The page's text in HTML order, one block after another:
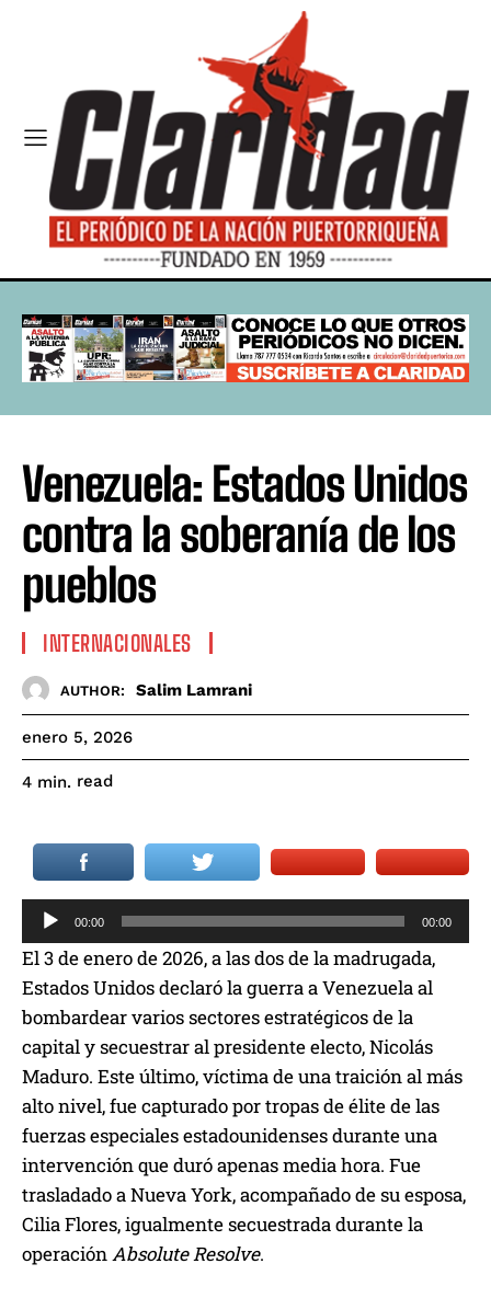
Venezuela: Estados Unidos
contra la soberanía de los
pueblos
INTERNACIONALES
AUTHOR: Salim Lamrani
enero 5, 2026
4 min. read
e
p
r
o
d
u
c
t
o
r
d
e
00:00 00:00
El 3 de enero de 2026, a las dos de la madrugada,
Estados Unidos declaró la guerra a Venezuela al
bombardear varios sectores estratégicos de la
capital y secuestrar al presidente electo, Nicolás
Maduro. Este último, víctima de una traición al más
alto nivel, fue capturado por tropas de élite de las
fuerzas especiales estadounidenses durante una
intervención que duró apenas media hora. Fue
trasladado a Nueva York, acompañado de su esposa,
Cilia Flores, igualmente secuestrada durante la
operaciónAbsolute Resolve.